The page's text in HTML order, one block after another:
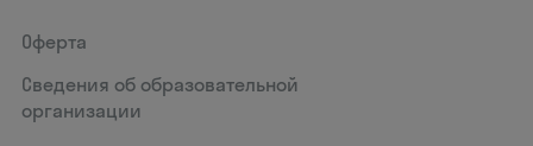
Оферта
Сведения об образовательной
организации